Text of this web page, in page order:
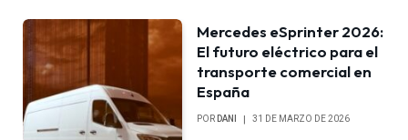
Mercedes eSprinter 2026:
El futuro eléctrico para el
transporte comercial en
España
POR DANI 31 DE MARZO DE 2026